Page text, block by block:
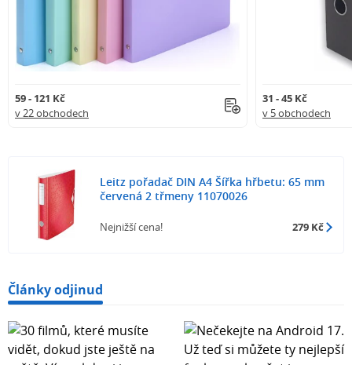
59 - 121 Kč
v 22 obchodech
31 - 45 Kč
v 5 obchodech
Leitz pořadač DIN A4 Šířka hřbetu: 65 mm
červená 2 třmeny 11070026
Nejnižší cena! 279 Kč
Články odjinud